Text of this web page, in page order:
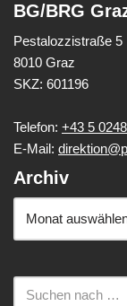
BG/BRG
Pestalozzistraße
8010 Graz
SKZ: 601196
Telefon: +43 5
E-Mail:
Archiv